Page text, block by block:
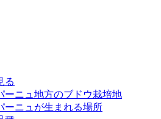
る
ーニュ地方のブドウ栽培地
ーニュが生まれる場所